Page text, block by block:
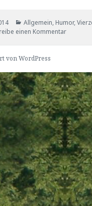
Kategorien
Allgemein, Humor,
einen Kommentarzu Freitag
von WordPress